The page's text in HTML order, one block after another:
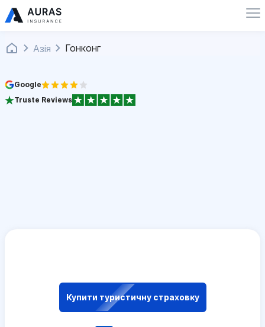
Азія Гонконг
Google
Truste Reviews
Купити туристичну страховку